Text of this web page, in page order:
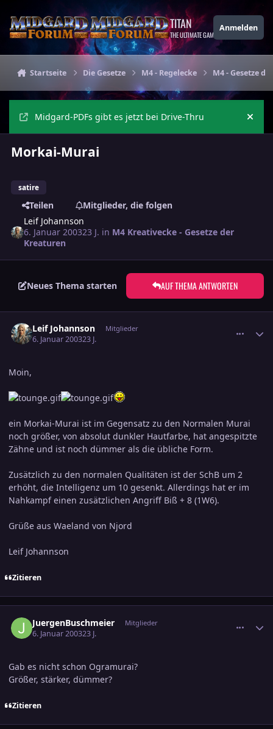
TITAN
THE ULTIMATE GAMING THEME
Anmelden
Startseite Die Gesetze M4 - Regelecke M4 - Gesetze
Midgard-PDFs gibt es jetzt bei Drive-Thru
Morkai-Murai
satire
Teilen
Mitglieder, die folgen
Leif Johannson
6. Januar 200323 J. in M4 Kreativecke - Gesetze der
Kreaturen
Neues Thema starten AUF THEMA ANTWORTEN
Leif Johannson Mitglieder
6. Januar 200323 J.
Moin,
ein Morkai-Murai ist im Gegensatz zu den Normalen Murai
noch größer, von absolut dunkler Hautfarbe, hat angespitzte
Zähne und ist noch dümmer als die übliche Form.
Zusätzlich zu den normalen Qualitäten ist der SchB um 2
erhöht, die Intelligenz um 10 gesenkt. Allerdings hat er im
Nahkampf einen zusätzlichen Angriff Biß + 8 (1W6).
Grüße aus Waeland von Njord
Leif Johannson
Zitieren
JuergenBuschmeier Mitglieder
6. Januar 200323 J.
Gab es nicht schon Ogramurai?
Größer, stärker, dümmer?
Zitieren